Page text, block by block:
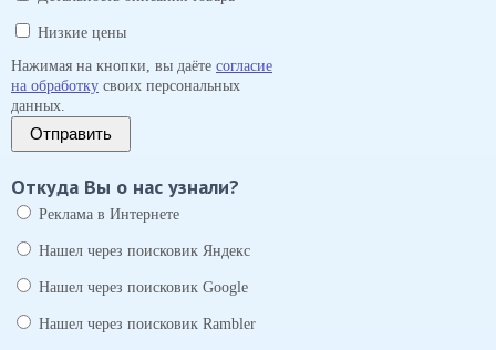
Низкие цены
Нажимая на кнопки, вы даёте согласие
на обработку своих персональных
данных.
Отправить
Откуда Вы о нас узнали?
Реклама в Интернете
Нашел через поисковик Яндекс
Нашел через поисковик Google
Нашел через поисковик Rambler